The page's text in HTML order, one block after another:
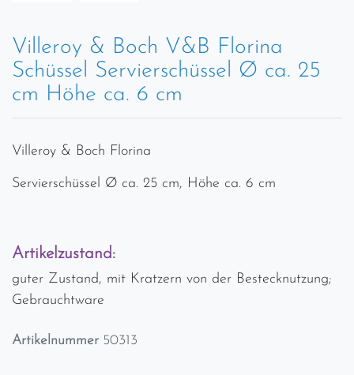
Villeroy & Boch V&B Florina
Schüssel Servierschüssel Ø ca. 25
cm Höhe ca. 6 cm
Villeroy & Boch Florina
Servierschüssel Ø ca. 25 cm, Höhe ca. 6 cm
Artikelzustand:
guter Zustand, mit Kratzern von der Bestecknutzung;
Gebrauchtware
Artikelnummer 50313